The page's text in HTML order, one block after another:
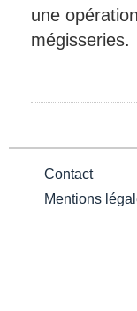
une
mégisseries.
Contact
Mentions